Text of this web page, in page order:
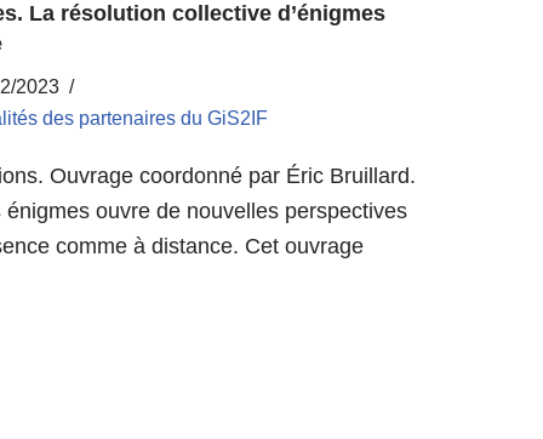
La résolution collective d’énigmes
2023
des partenaires du GiS2IF
Ouvrage coordonné par Éric Bruillard.
ouvre de nouvelles perspectives
comme à distance. Cet ouvrage